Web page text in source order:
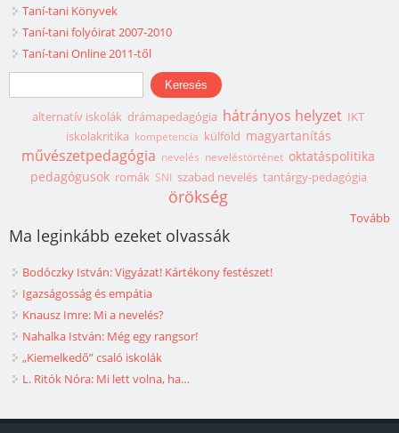
Taní-tani Könyvek
Taní-tani folyóirat 2007-2010
Taní-tani Online 2011-től
Keresés űrlap
Keresés
alternatív iskolák drámapedagógia hátrányos helyzet IKT
iskolakritika kompetencia külföld magyartanítás
művészetpedagógia nevelés neveléstörténet oktatáspolitika
pedagógusok romák SNI szabad nevelés tantárgy-pedagógia
örökség
Tovább
Ma leginkább ezeket olvassák
Bodóczky István: Vigyázat! Kártékony festészet!
Igazságosság és empátia
Knausz Imre: Mi a nevelés?
Nahalka István: Még egy rangsor!
„Kiemelkedő” csaló iskolák
L. Ritók Nóra: Mi lett volna, ha…